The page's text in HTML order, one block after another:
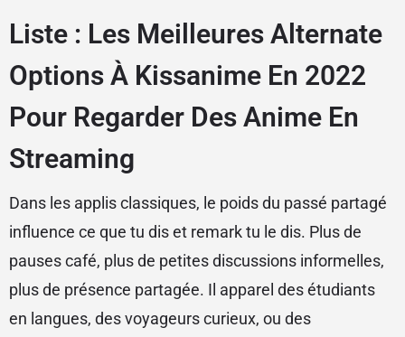
Liste : Les Meilleures Alternate
Options À Kissanime En 2022
Pour Regarder Des Anime En
Streaming
Dans les applis classiques, le poids du passé partagé
influence ce que tu dis et remark tu le dis. Plus de
pauses café, plus de petites discussions informelles,
plus de présence partagée. Il apparel des étudiants
en langues, des voyageurs curieux, ou des